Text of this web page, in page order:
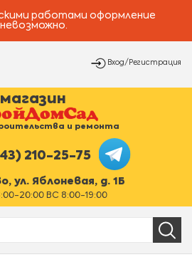
работами оформление
Вход/Регистрация
магазин
и ремонта
210-25-75
ул. Яблоневая, д. 1Б
20:00 ВС 8:00-19:00